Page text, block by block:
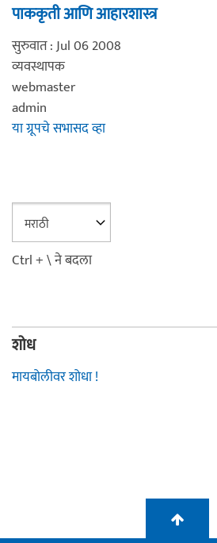
पाककृती आणि आहारशास्त्र
सुरुवात : Jul 06 2008
व्यवस्थापक
webmaster
admin
या ग्रूपचे सभासद व्हा
Ctrl + \ ने बदला
शोध
मायबोलीवर शोधा !